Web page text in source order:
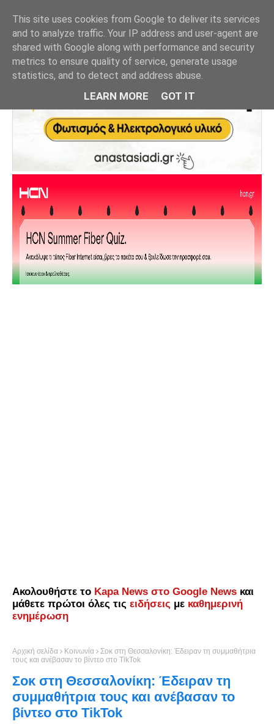
Ακολουθήστε το Kapa News στο Google News και
μάθετε πρώτοι όλες τις ειδήσεις με καθημερινή
ενημέρωση
Αρχική σελίδα Κοινωνία
Σοκ στη Θεσσαλονίκη: Έδειραν τη συμμαθήτρια
τους και ανέβασαν το βίντεο στο TikTok
Σοκ στη Θεσσαλονίκη: Έδειραν τη
συμμαθήτρια τους και ανέβασαν το
βίντεο στο TikTok
This site uses cookies from Google to deliver its services
and to analyze traffic. Your IP address and user-agent are
shared with Google along with performance and security
metrics to ensure quality of service, generate usage
statistics, and to detect and address abuse.
LEARN MORE GOT IT